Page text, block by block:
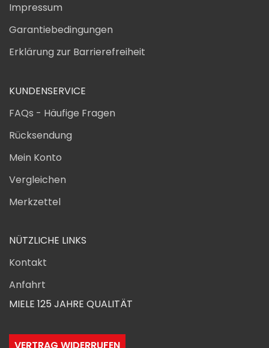
Impressum
Garantiebedingungen
Erklärung zur Barrierefreiheit
KUNDENSERVICE
FAQs - Häufige Fragen
Rücksendung
Mein Konto
Vergleichen
Merkzettel
NÜTZLICHE LINKS
Kontakt
Anfahrt
MIELE 125 JAHRE QUALITÄT